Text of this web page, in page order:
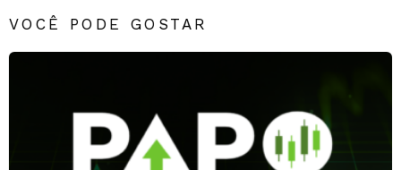
VOCÊ PODE GOSTAR